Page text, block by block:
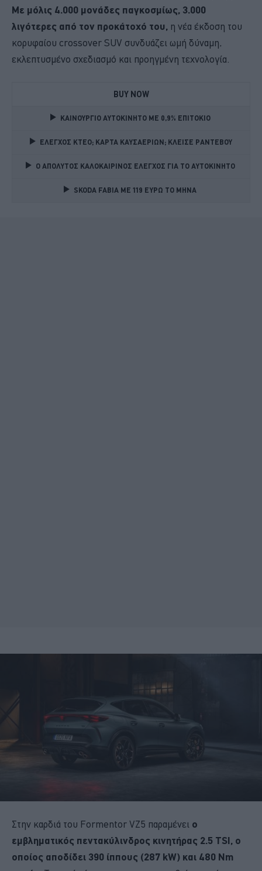
Με μόλις 4.000 μονάδες παγκοσμίως, 3.000
λιγότερες από τον προκάτοχό του, η νέα έκδοση του
κορυφαίου crossover SUV συνδυάζει ωμή δύναμη,
εκλεπτυσμένο σχεδιασμό και προηγμένη τεχνολογία.
BUY NOW
ΚΑΙΝΟΥΡΓΙΟ ΑΥΤΟΚΙΝΗΤΟ ΜΕ 0,9% ΕΠΙΤΟΚΙΟ
ΕΛΕΓΧΟΣ ΚΤΕΟ; ΚΑΡΤΑ ΚΑΥΣΑΕΡΙΩΝ; ΚΛΕΙΣΕ ΡΑΝΤΕΒΟΥ
Ο ΑΠΟΛΥΤΟΣ ΚΑΛΟΚΑΙΡΙΝΟΣ ΕΛΕΓΧΟΣ ΓΙΑ ΤΟ ΑΥΤΟΚΙΝΗΤΟ
SKODA FABIA ME 119 ΕΥΡΩ ΤΟ ΜΗΝΑ
Στην καρδιά του Formentor VZ5 παραμένει ο
εμβληματικός πεντακύλινδρος κινητήρας 2.5 TSI, ο
οποίος αποδίδει 390 ίππους (287 kW) και 480 Nm